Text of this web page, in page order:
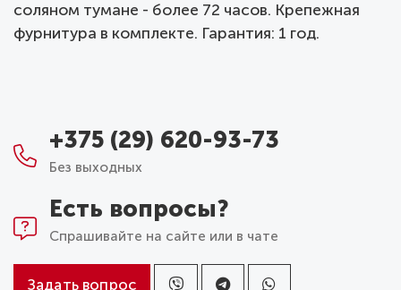
соляном тумане - более 72 часов. Крепежная
фурнитура в комплекте. Гарантия: 1 год.
+375 (29) 620-93-73
Без выходных
Есть вопросы?
Спрашивайте на сайте или в чате
Задать вопрос